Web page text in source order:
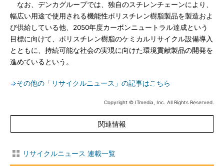
なお、デンカグループでは、独自のスチレンチェーンにより、
幅広い用途で使用される機能性ポリスチレン樹脂製品を製造およ
び供給している他、2050年度カーボンニュートラル達成という
目標に向けて、ポリスチレン樹脂のケミカルリサイクル設備導入
とともに、持続可能な社会の実現に向けた環境貢献製品の開発を
進めているという。
⇒その他の「リサイクルニュース」の記事はこちら
Copyright © ITmedia, Inc. All Rights Reserved.
関連情報
リサイクルニュース 連載一覧